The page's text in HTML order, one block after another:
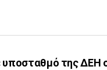
υποσταθμό της ΔΕΗ